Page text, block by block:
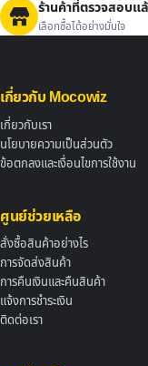
ร้านค้าที่ตรวจสอบแ
เลือกซื้อได้อย่างมั่นใจ
เกี่ยวกับ Mocowiz
เกี่ยวกับเรา
นโยบายความเป็นส่วนตัว
ข้อตกลงและเงื่อนไขการใช้งาน
ศูนย์ช่วยเหลือ
สั่งซื้อสินค้าอย่างไร
การจัดส่งสินค้า
การคืนเงินและคืนสินค้า
แจ้งการชำระเงิน
ติดต่อเรา